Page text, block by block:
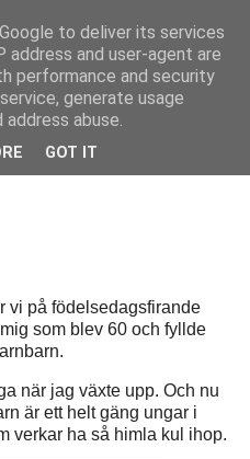
i tillvaron
och andra tankar om livet
vi på födelsedagsfirande
som blev 60 och fyllde
när jag växte upp. Och nu
är ett helt gäng ungar i
verkar ha så himla kul ihop.
to deliver its services
address and user-agent are
performance and security
generate usage
abuse.
GOT IT